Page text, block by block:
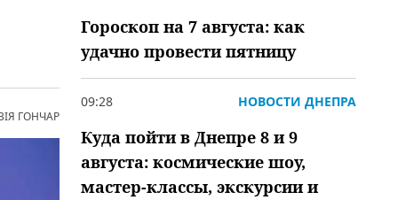
ГОНЧАР
Гороскоп на 7 августа: как
удачно провести пятницу
09:28 НОВОСТИ ДНЕПРА
Куда пойти в Днепре 8 и 9
августа: космические шоу,
мастер-классы, экскурсии и